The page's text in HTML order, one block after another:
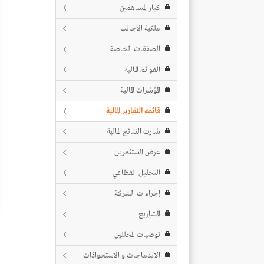
كبار المساهمين
ملكية الأجانب
الصفقات الخاصة
القوائم المالية
المؤشرات المالية
قائمة التقارير المالية
شارت النتائج المالية
عرض المستثمرين
التحليل القطاعي
إجراءات الشركة
المشاريع
توصيات المحللين
الاندماجات و الاستحواذات